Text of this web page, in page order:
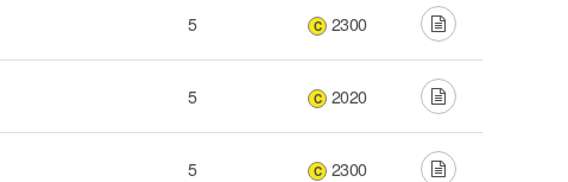
5 C 2300
5 C 2020
5 C 2300